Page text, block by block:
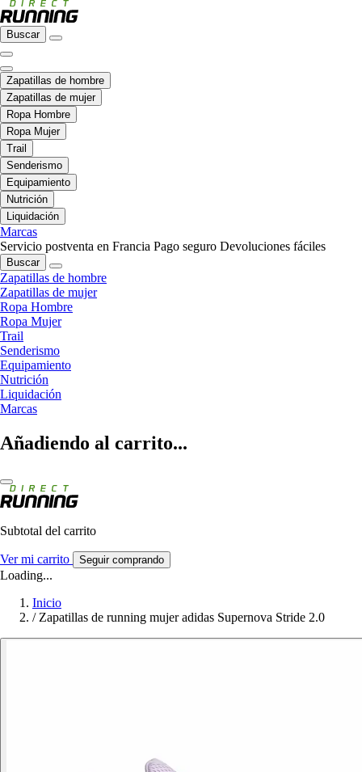
Buscar
Zapatillas de hombre
Zapatillas de mujer
Ropa Hombre
Ropa Mujer
Trail
Senderismo
Equipamiento
Nutrición
Liquidación
Marcas
Servicio postventa en Francia Pago seguro Devoluciones fáciles
Buscar
Zapatillas de hombre
Zapatillas de mujer
Ropa Hombre
Ropa Mujer
Trail
Senderismo
Equipamiento
Nutrición
Liquidación
Marcas
Añadiendo al carrito...
Subtotal del carrito
Ver mi carrito Seguir comprando
Loading...
Inicio
/ Zapatillas de running mujer adidas Supernova Stride 2.0